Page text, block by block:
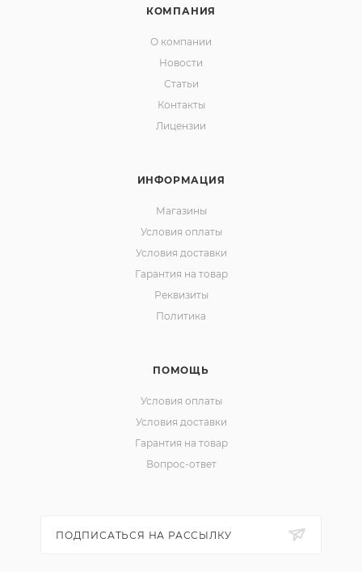
КОМПАНИЯ
О компании
Новости
Статьи
Контакты
Лицензии
ИНФОРМАЦИЯ
Магазины
Условия оплаты
Условия доставки
Гарантия на товар
Реквизиты
Политика
ПОМОЩЬ
Условия оплаты
Условия доставки
Гарантия на товар
Вопрос-ответ
ПОДПИСАТЬСЯ НА РАССЫЛКУ